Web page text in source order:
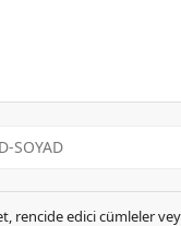
rencide edici cümleler